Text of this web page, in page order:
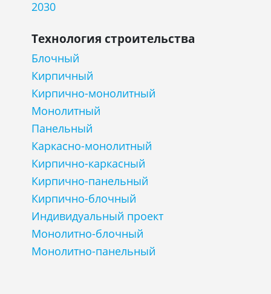
2030
Технология строительства
Блочный
Кирпичный
Кирпично-монолитный
Монолитный
Панельный
Каркасно-монолитный
Кирпично-каркасный
Кирпично-панельный
Кирпично-блочный
Индивидуальный проект
Монолитно-блочный
Монолитно-панельный